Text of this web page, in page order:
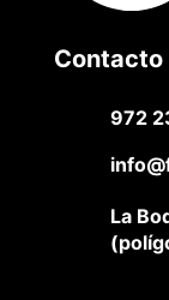
Contacto
972
La